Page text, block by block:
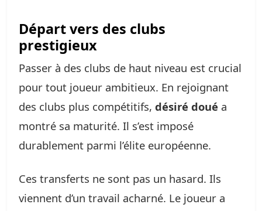
Départ vers des clubs
prestigieux
Passer à des clubs de haut niveau est crucial
pour tout joueur ambitieux. En rejoignant
des clubs plus compétitifs, désiré doué a
montré sa maturité. Il s’est imposé
durablement parmi l’élite européenne.
Ces transferts ne sont pas un hasard. Ils
viennent d’un travail acharné. Le joueur a